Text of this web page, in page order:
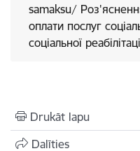
samaksu/
оплати послуг
соціальної
Drukāt lapu
Dalīties